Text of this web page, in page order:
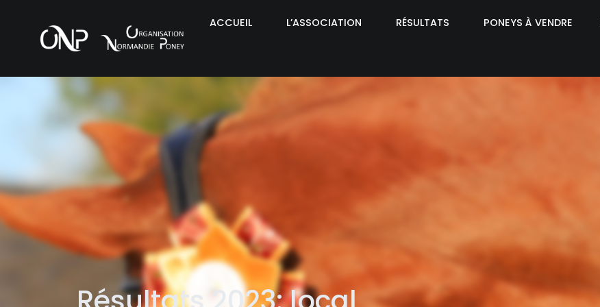
ACCUEIL L’ASSOCIATION RÉSULTATS PONEYS À VENDRE